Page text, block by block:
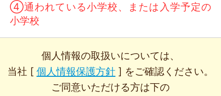
④通われている小学校、または入学予定の
小学校
個人情報の取扱いについては、
当社 [ 個人情報保護方針 ] をご確認ください。
ご同意いただける方は下の